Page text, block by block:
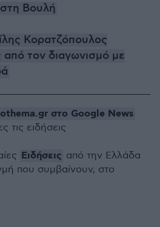
Βουλή
Κορατζόπουλος
τον διαγωνισμό με
στο Google News
τις ειδήσεις
Ειδήσεις από την Ελλάδα
που συμβαίνουν, στο